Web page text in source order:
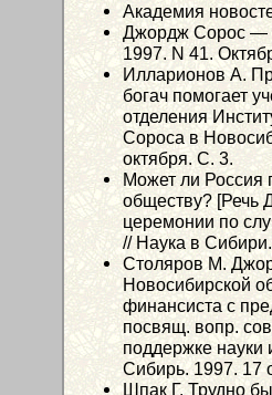
Академия
Джордж Сорос —
1997. N 41.
Илларионов А.
богач помогает
отделения
Сороса в
октября. C. 3.
Может ли Россия
обществу? [Речь
церемонии по
// Наука в
Столяров М.
Новосибирской
финансиста с
посвящ. вопр.
поддержке науки
Сибирь. 1997. 17
Шпак Г. Трудно